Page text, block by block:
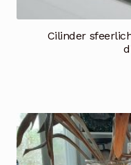
Cilinder